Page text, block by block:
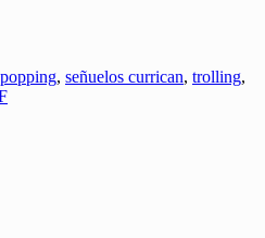
popping, señuelos currican, trolling,